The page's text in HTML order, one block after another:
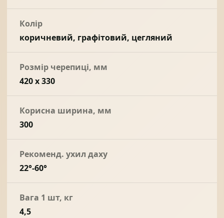
Колір
коричневий, графітовий, цегляний
Розмір черепиці, мм
420 х 330
Корисна ширина, мм
300
Рекоменд. ухил даху
22°-60°
Вага 1 шт, кг
4,5